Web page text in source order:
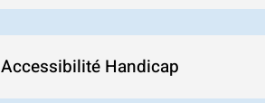
Accessibilité Handicap